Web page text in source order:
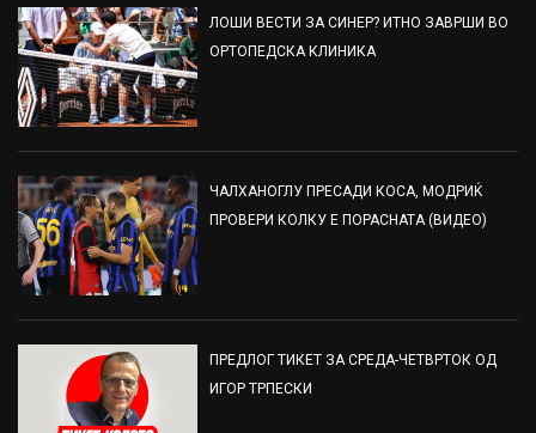
ЛОШИ ВЕСТИ ЗА СИНЕР? ИТНО ЗАВРШИ ВО
ОРТОПЕДСКА КЛИНИКА
ЧАЛХАНОГЛУ ПРЕСАДИ КОСА, МОДРИЌ
ПРОВЕРИ КОЛКУ Е ПОРАСНАТА (ВИДЕО)
ПРЕДЛОГ ТИКЕТ ЗА СРЕДА-ЧЕТВРТОК ОД
ИГОР ТРПЕСКИ